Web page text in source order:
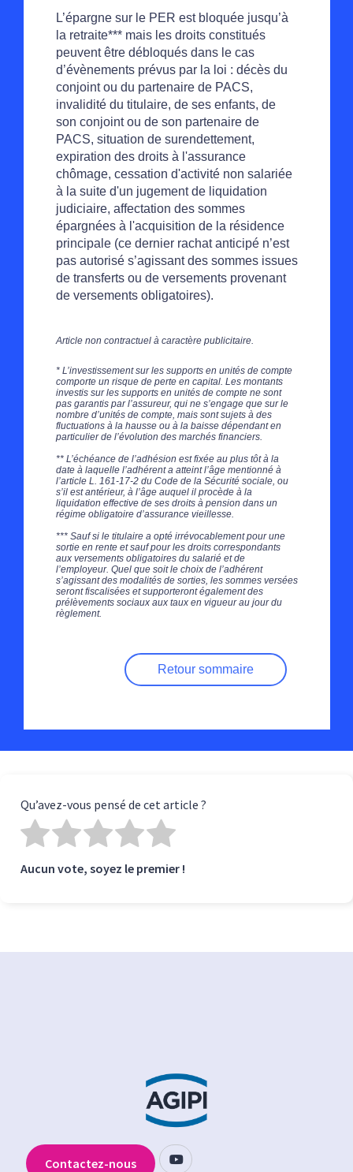
L’épargne sur le PER est bloquée jusqu’à
la retraite*** mais les droits constitués
peuvent être débloqués dans le cas
d’évènements prévus par la loi : décès du
conjoint ou du partenaire de PACS,
invalidité du titulaire, de ses enfants, de
son conjoint ou de son partenaire de
PACS, situation de surendettement,
expiration des droits à l'assurance
chômage, cessation d'activité non salariée
à la suite d'un jugement de liquidation
judiciaire, affectation des sommes
épargnées à l'acquisition de la résidence
principale (ce dernier rachat anticipé n’est
pas autorisé s’agissant des sommes issues
de transferts ou de versements provenant
de versements obligatoires).
Article non contractuel à caractère publicitaire.
* L’investissement sur les supports en unités de compte
comporte un risque de perte en capital. Les montants
investis sur les supports en unités de compte ne sont
pas garantis par l’assureur, qui ne s’engage que sur le
nombre d’unités de compte, mais sont sujets à des
fluctuations à la hausse ou à la baisse dépendant en
particulier de l’évolution des marchés financiers.
** L’échéance de l’adhésion est fixée au plus tôt à la
date à laquelle l’adhérent a atteint l’âge mentionné à
l’article L. 161-17-2 du Code de la Sécurité sociale, ou
s’il est antérieur, à l’âge auquel il procède à la
liquidation effective de ses droits à pension dans un
régime obligatoire d’assurance vieillesse.
*** Sauf si le titulaire a opté irrévocablement pour une
sortie en rente et sauf pour les droits correspondants
aux versements obligatoires du salarié et de
l’employeur. Quel que soit le choix de l’adhérent
s’agissant des modalités de sorties, les sommes versées
seront fiscalisées et supporteront également des
prélèvements sociaux aux taux en vigueur au jour du
règlement.
Retour sommaire
Qu’avez-vous pensé de cet article ?
Aucun vote, soyez le premier !
Contactez-nous